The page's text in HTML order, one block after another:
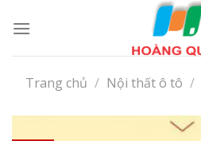
Trang chủ / Nội thất ô tô /